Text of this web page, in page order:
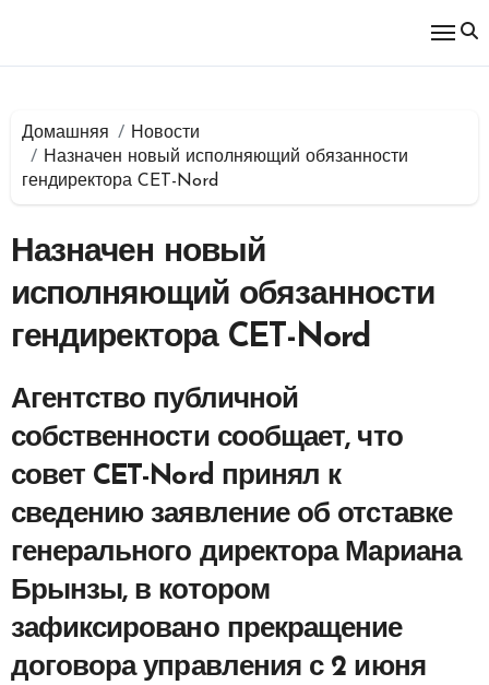
Домашняя
Новости
Назначен новый исполняющий обязанности
гендиректора CET-Nord
Назначен новый
исполняющий обязанности
гендиректора CET-Nord
Агентство публичной
собственности сообщает, что
совет CET-Nord принял к
сведению заявление об отставке
генерального директора Мариана
Брынзы, в котором
зафиксировано прекращение
договора управления с 2 июня